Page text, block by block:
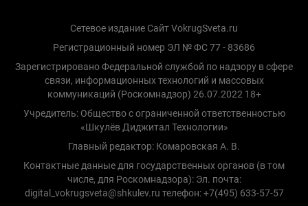
Сетевое издание Сайт VokrugSveta.ru
Регистрационный номер ЭЛ № ФС 77 - 83686
Зарегистрировано Федеральной службой по надзору в сфере
связи, информационных технологий и массовых
коммуникаций (Роскомнадзор) 26.07.2022 18+
Учредитель: Общество с ограниченной ответственностью
«Шкулёв Диджитал Технологии»
Главный редактор: Комаровская А. В.
Контактные данные для государственных органов (в том
числе, для Роскомнадзора): Эл. почта:
digital_vokrugsveta@shkulev.ru телефон: +7(495) 633-57-57